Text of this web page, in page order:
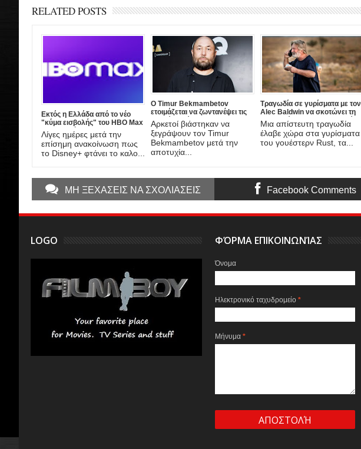
RELATED POSTS
Εκτός η Ελλάδα από το νέο
"κύμα εισβολής" του HBO Max
στην Ευρώπη
Λίγες ημέρες μετά την
επίσημη ανακοίνωση πως
το Disney+ φτάνει το καλο...
Ο Timur Bekmambetov
ετοιμάζεται να ζωντανέψει τις
ιστορίες τρόμου του Stan Lee!
Αρκετοί βιάστηκαν να
ξεγράψουν τον Timur
Bekmambetov μετά την
αποτυχία...
Τραγωδία σε γυρίσματα με τον
Alec Baldwin να σκοτώνει τη
φωτογράφο και να τραυματίζει
σοβαρά το σκηνοθέτη της νέας
του ταινίας!
Μια απίστευτη τραγωδία
έλαβε χώρα στα γυρίσματα
του γουέστερν Rust, τα...
ΜΗ ΞΕΧΑΣΕΙΣ ΝΑ ΣΧΟΛΙΑΣΕΙΣ Facebook Comments
LOGO ΦΌΡΜΑ ΕΠΙΚΟΙΝΩΝΊΑΣ
Όνομα
Ηλεκτρονικό ταχυδρομείο*
Μήνυμα*